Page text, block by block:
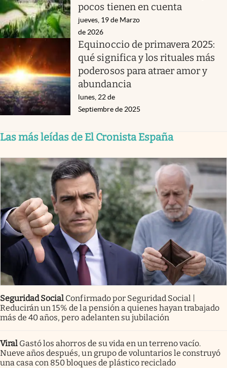
pocos tienen en cuenta
jueves, 19 de Marzo
de 2026
Equinoccio de primavera 2025:
qué significa y los rituales más
poderosos para atraer amor y
abundancia
lunes, 22 de
Septiembre de 2025
Las más leídas de El Cronista España
Seguridad Social Confirmado por Seguridad Social |
Reducirán un 15% de la pensión a quienes hayan trabajado
más de 40 años, pero adelanten su jubilación
Viral Gastó los ahorros de su vida en un terreno vacío.
Nueve años después, un grupo de voluntarios le construyó
una casa con 850 bloques de plástico reciclado